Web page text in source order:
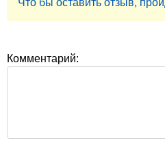
Комментарий: